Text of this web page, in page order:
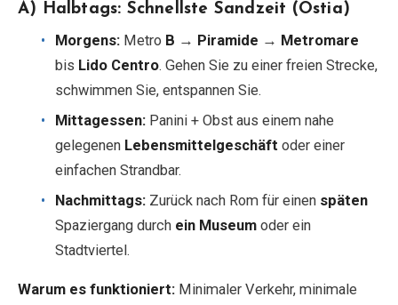
A) Halbtags: Schnellste Sandzeit (Ostia)
Morgens: Metro B → Piramide → Metromare
bis Lido Centro. Gehen Sie zu einer freien Strecke,
schwimmen Sie, entspannen Sie.
Mittagessen: Panini + Obst aus einem nahe
gelegenen Lebensmittelgeschäft oder einer
einfachen Strandbar.
Nachmittags: Zurück nach Rom für einen späten
Spaziergang durch ein Museum oder ein
Stadtviertel.
Warum es funktioniert: Minimaler Verkehr, minimale